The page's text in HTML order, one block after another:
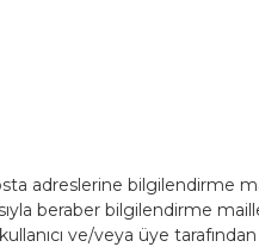
adreslerine bilgilendirme
beraber bilgilendirme
ve/veya üye tarafından